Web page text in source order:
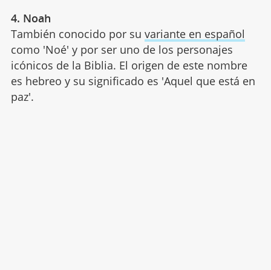
4. Noah
También conocido por su variante en español
como 'Noé' y por ser uno de los personajes
icónicos de la Biblia. El origen de este nombre
es hebreo y su significado es 'Aquel que está en
paz'.